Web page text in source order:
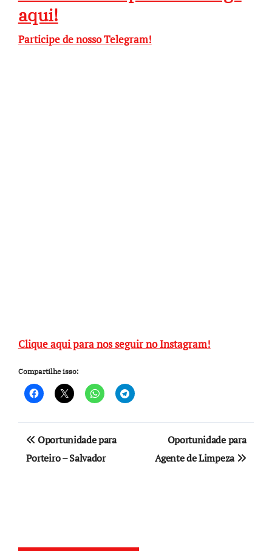
aqui!
Participe de nosso Telegram!
Clique aqui para nos seguir no Instagram!
Compartilhe isso:
Navegação
de
Oportunidade para
Porteiro – Salvador
Oportunidade para
Agente de Limpeza